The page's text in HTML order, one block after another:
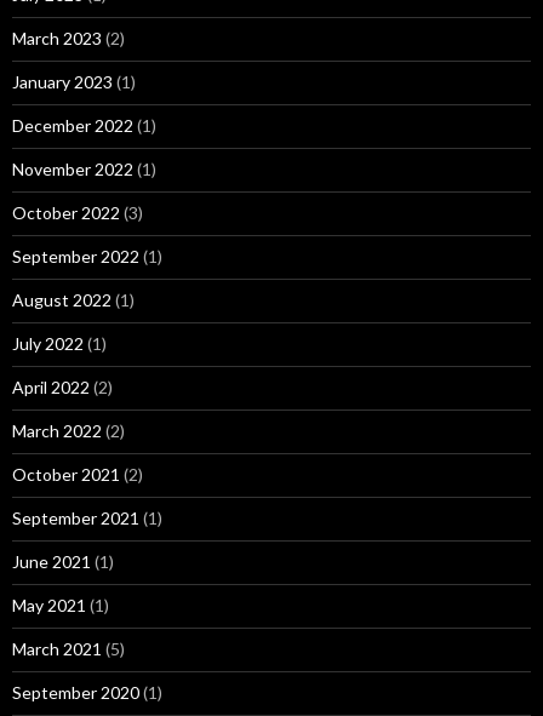
March 2023 (2)
January 2023 (1)
December 2022 (1)
November 2022 (1)
October 2022 (3)
September 2022 (1)
August 2022 (1)
July 2022 (1)
April 2022 (2)
March 2022 (2)
October 2021 (2)
September 2021 (1)
June 2021 (1)
May 2021 (1)
March 2021 (5)
September 2020(1)